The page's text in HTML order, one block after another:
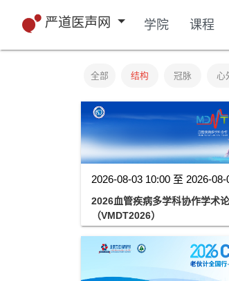
严道医声网 学院 课程
全部 结构 冠脉 心
2026-08-03 10:00 至 2026-08-
2026血管疾病多学科协作学术
（VMDT2026）